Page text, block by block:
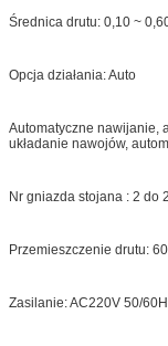
Średnica drutu: 0,10 ~
Opcja działania: Auto
Automatyczne nawijanie,
układanie nawojów,
Nr gniazda stojana : 2 do
Przemieszczenie drutu:
Zasilanie: AC220V 50/